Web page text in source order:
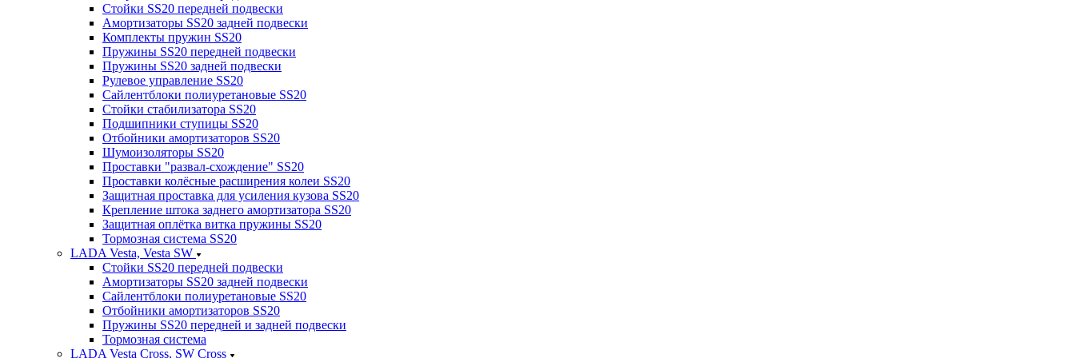
Стойки SS20 передней подвески
Амортизаторы SS20 задней подвески
Комплекты пружин SS20
Пружины SS20 передней подвески
Пружины SS20 задней подвески
Рулевое управление SS20
Сайлентблоки полиуретановые SS20
Стойки стабилизатора SS20
Подшипники ступицы SS20
Отбойники амортизаторов SS20
Шумоизоляторы SS20
Проставки "развал-схождение" SS20
Проставки колёсные расширения колеи SS20
Защитная проставка для усиления кузова SS20
Крепление штока заднего амортизатора SS20
Защитная оплётка витка пружины SS20
Тормозная система SS20
LADA Vesta, Vesta SW
Стойки SS20 передней подвески
Амортизаторы SS20 задней подвески
Сайлентблоки полиуретановые SS20
Отбойники амортизаторов SS20
Пружины SS20 передней и задней подвески
Тормозная система
LADA Vesta Cross, SW Cross